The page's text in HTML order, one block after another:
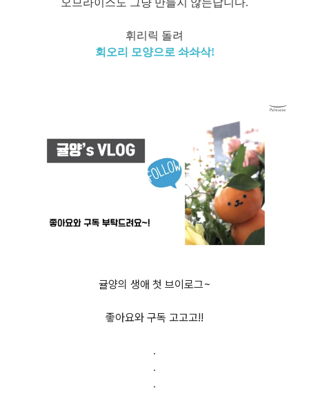
휘리릭 돌려
회오리 모양으로 솨솨삭!
귤양의 생애 첫 브이로그~
좋아요와 구독 고고고!!
.
.
.